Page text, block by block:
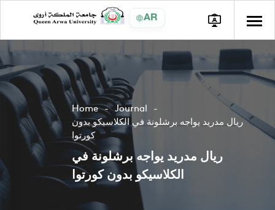
AR
Home
Journal
ريال مدريد يواجه برشلونة في الكلاسيكو بدون
كورتوا
ريال مدريد يواجه برشلونة في
الكلاسيكو بدون كورتوا